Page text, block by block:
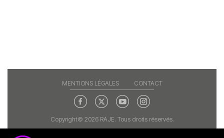
MENTIONS LÉGALES CONTACT
Copyright© 2026 RAJE. Tous droits réservés.